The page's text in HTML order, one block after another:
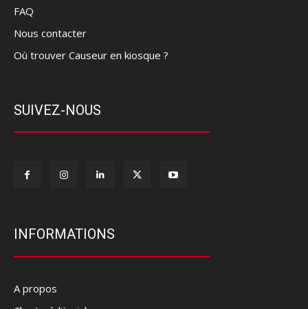
FAQ
Nous contacter
Où trouver Causeur en kiosque ?
SUIVEZ-NOUS
INFORMATIONS
A propos